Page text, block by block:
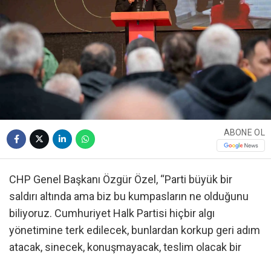
ABONE OL
CHP Genel Başkanı Özgür Özel, “Parti büyük bir
saldırı altında ama biz bu kumpasların ne olduğunu
biliyoruz. Cumhuriyet Halk Partisi hiçbir algı
yönetimine terk edilecek, bunlardan korkup geri adım
atacak, sinecek, konuşmayacak, teslim olacak bir